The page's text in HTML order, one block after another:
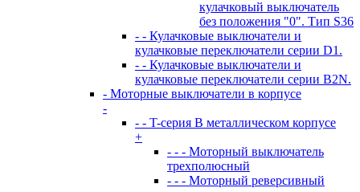
кулачковый выключатель
без положения "0". Тип S36
- - Кулачковые выключатели и
кулачковые переключатели серии D1.
- - Кулачковые выключатели и
кулачковые переключатели серии B2N.
- Моторные выключатели в корпусе
-
- - T-серия В металлическом корпусе
+
- - - Моторный выключатель
трехполюсный
- - - Моторный реверсивный